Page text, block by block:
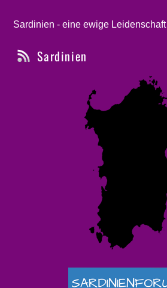
Sardinien - eine ewige Leidenschaft
Sardinien